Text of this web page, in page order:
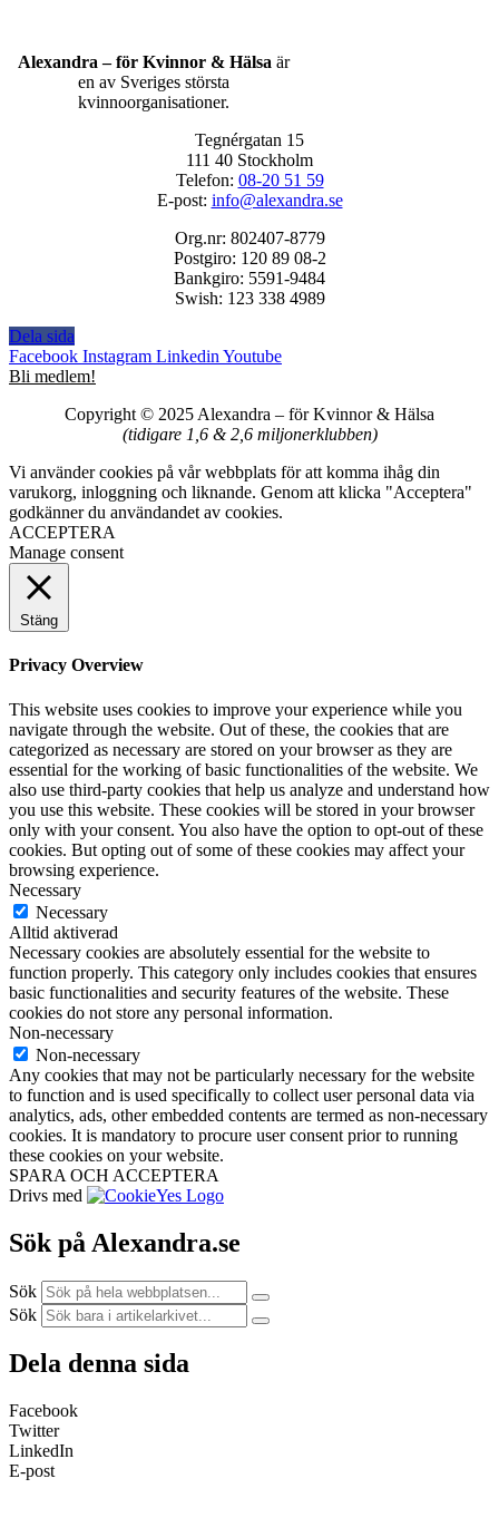
Alexandra – för Kvinnor & Hälsa är
en av Sveriges största
kvinnoorganisationer.
Tegnérgatan 15
111 40 Stockholm
Telefon: 08-20 51 59
E-post: info@alexandra.se
Org.nr: 802407-8779
Postgiro: 120 89 08-2
Bankgiro: 5591-9484
Swish: 123 338 4989
Dela sida
Facebook Instagram Linkedin Youtube
Bli medlem!
Copyright © 2025 Alexandra – för Kvinnor & Hälsa
(tidigare 1,6 & 2,6 miljonerklubben)
Vi använder cookies på vår webbplats för att komma ihåg din
varukorg, inloggning och liknande. Genom att klicka "Acceptera"
godkänner du användandet av cookies.
ACCEPTERA
Manage consent
Stäng
Privacy Overview
This website uses cookies to improve your experience while you
navigate through the website. Out of these, the cookies that are
categorized as necessary are stored on your browser as they are
essential for the working of basic functionalities of the website. We
also use third-party cookies that help us analyze and understand how
you use this website. These cookies will be stored in your browser
only with your consent. You also have the option to opt-out of these
cookies. But opting out of some of these cookies may affect your
browsing experience.
Necessary
Necessary
Alltid aktiverad
Necessary cookies are absolutely essential for the website to
function properly. This category only includes cookies that ensures
basic functionalities and security features of the website. These
cookies do not store any personal information.
Non-necessary
Non-necessary
Any cookies that may not be particularly necessary for the website
to function and is used specifically to collect user personal data via
analytics, ads, other embedded contents are termed as non-necessary
cookies. It is mandatory to procure user consent prior to running
these cookies on your website.
SPARA OCH ACCEPTERA
Drivs med
Sök på Alexandra.se
Sök
Sök
Dela denna sida
Facebook
Twitter
LinkedIn
E-post